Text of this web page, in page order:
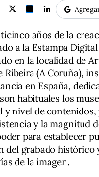
años de la
a la Estampa Digital
en la localidad de
Ribeira (A Coruña),
en España,
habituales los
y nivel de
y la magnitud
para establecer
del grabado histórico
de la imagen.